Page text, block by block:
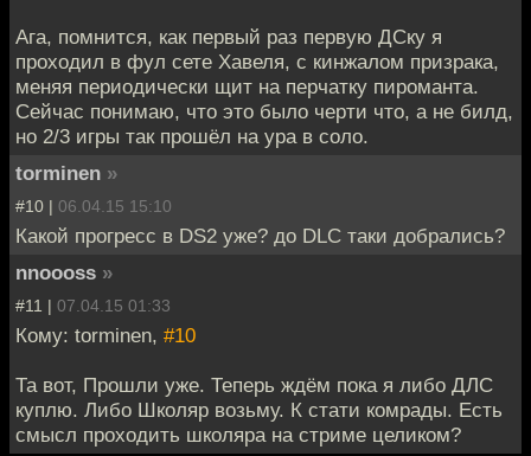
Ага, помнится, как первый раз первую ДСку я
проходил в фул сете Хавеля, с кинжалом призрака,
меняя периодически щит на перчатку пироманта.
Сейчас понимаю, что это было черти что, а не билд,
но 2/3 игры так прошёл на ура в соло.
torminen »
#10 | 06.04.15 15:10
Какой прогресс в DS2 уже? до DLC таки добрались?
nnoooss »
#11 | 07.04.15 01:33
Кому: torminen, #10
Та вот, Прошли уже. Теперь ждём пока я либо ДЛС
куплю. Либо Школяр возьму. К стати комрады. Есть
смысл проходить школяра на стриме целиком?